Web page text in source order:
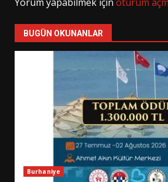
BUGÜN OKUNANLAR
Burhaniye